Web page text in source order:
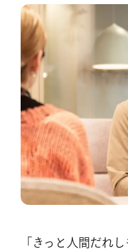
「きっと人間だれ